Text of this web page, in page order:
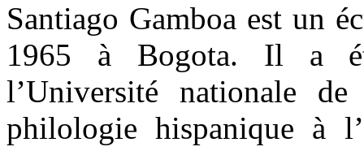
Santiago Gamboa est un
1965 à Bogota. Il a
l’Université nationale
philologie hispanique à